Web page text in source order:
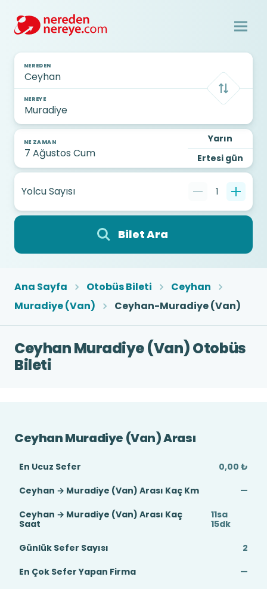
NEREDEN
NEREYE
NE ZAMAN
Yarın
Ertesi gün
Yolcu Sayısı 1
Bilet Ara
Ana Sayfa Otobüs Bileti
Ceyhan
Muradiye (Van)
Ceyhan-Muradiye (Van)
Ceyhan Muradiye (Van) Otobüs
Bileti
Ceyhan Muradiye (Van) Arası
En Ucuz Sefer
0,00 ₺
Ceyhan → Muradiye (Van) Arası Kaç Km
—
Ceyhan → Muradiye (Van) Arası Kaç
Saat
11sa
15dk
Günlük Sefer Sayısı
2
En Çok Sefer Yapan Firma
—